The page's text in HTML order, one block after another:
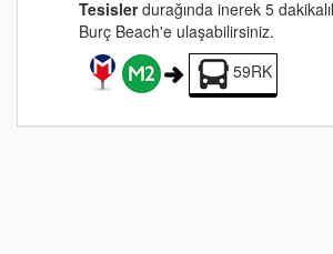
Tesislerdurağında inerek 5
Burç Beach'e ulaşabilirsiniz.
59RK